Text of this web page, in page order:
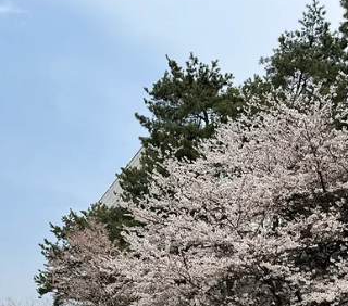
도 봄의 풍경이 한층 깊어졌습니다. 어르신들
서는 실내 활동뿐만 아니라 새롭게 시작한 산
시간을 통해 바깥 공기와 계절의 변화를 가까
느끼며 하루를 보내셨습니다. 천천히 걸으며
변을 둘러보고, 꽃과 나무를 바라보는 짧은 시
속에서도 자연스럽게 이야기가 오갔습니다. 익
숙한 공간을 벗어나 마주한 봄의 모습은 어르
들의 일상에 작은 즐거움과 새로운 활력을 더
주었습니다. 이번 소식지에는 산책과 다양한
동을 통해 채워진 4월의 순간들을 담았습니다.
어르신들의 편안한 미소와 계절을 함께 느낀
간을 보호자님께도 따뜻하게 전해드리고자 합